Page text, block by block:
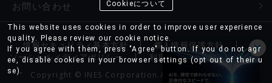
お問い合わせ
情報セキュリティ基本方針
個人情報保護方針
ソーシャルメディアポリシー
利用条件 サイトマップ
Copyright © INES Corporation.All rights reserved.
Cookieについて
This website uses cookies in order to improve user experience
quality. Please review our cookie notice.
If you agree with them, press "Agree" button. If you do not agr
ee, disable cookies in your browser settings (opt out of their u
se).